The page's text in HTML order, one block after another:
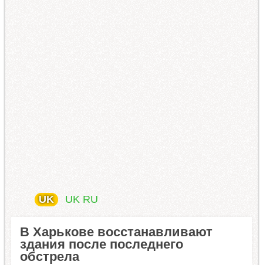
UK UK RU
В Харькове восстанавливают
здания после последнего
обстрела